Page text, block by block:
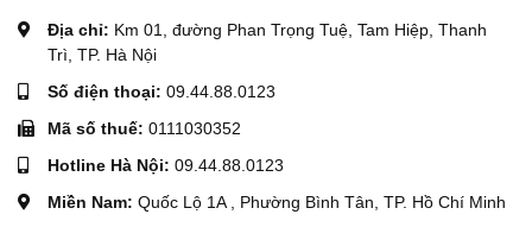
Địa chỉ: Km 01, đường Phan Trọng Tuệ, Tam Hiệp, Thanh
Trì, TP. Hà Nội
Số điện thoại: 09.44.88.0123
Mã số thuế: 0111030352
Hotline Hà Nội: 09.44.88.0123
Miền Nam: Quốc Lộ 1A , Phường Bình Tân, TP. Hồ Chí Minh